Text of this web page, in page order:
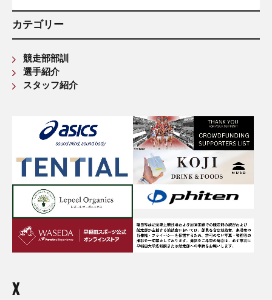
カテゴリー
競走部部訓
選手紹介
スタッフ紹介
X